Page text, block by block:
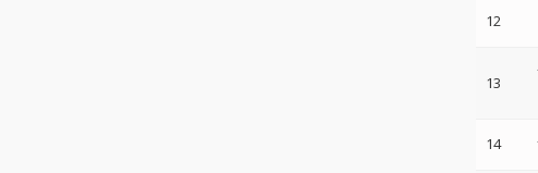
12
13
14